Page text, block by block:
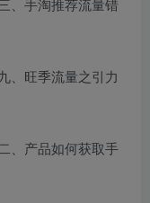
、手淘推荐流量错
、旺季流量之引力
、产品如何获取手